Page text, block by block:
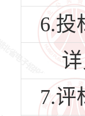
6.投
详
7.评